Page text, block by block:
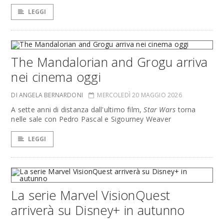
LEGGI
The Mandalorian and Grogu arriva
nei cinema oggi
DI ANGELA BERNARDONI MERCOLEDÌ 20 MAGGIO 2026
A sette anni di distanza dall'ultimo film,Star Wars torna
nelle sale con Pedro Pascal e Sigourney Weaver
LEGGI
La serie Marvel VisionQuest
arriverà su Disney+ in autunno